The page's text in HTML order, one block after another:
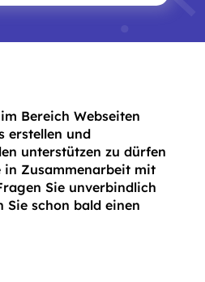
Bereich Webseiten
erstellen und
unterstützen zu dürfen
in Zusammenarbeit mit
Sie unverbindlich
Sie schon bald einen